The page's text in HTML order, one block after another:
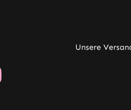
(externer Link)
Tab (externer Link)
in neuem Tab (externer Link)
(externer Link)
Unsere